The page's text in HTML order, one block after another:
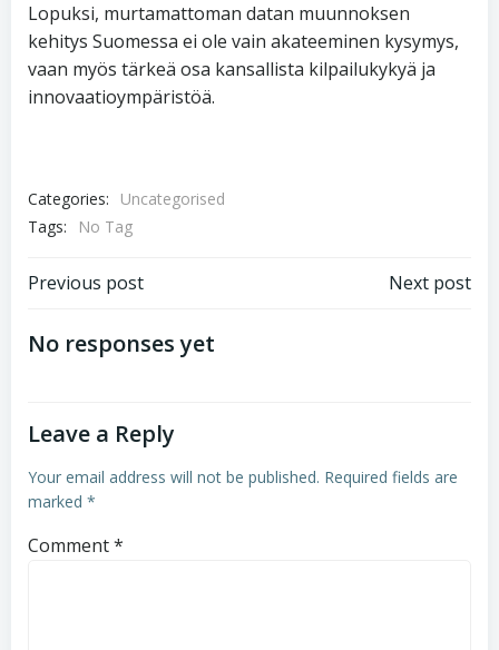
Lopuksi, murtamattoman datan muunnoksen
kehitys Suomessa ei ole vain akateeminen kysymys,
vaan myös tärkeä osa kansallista kilpailukykyä ja
innovaatioympäristöä.
Categories:
Uncategorised
Tags:
No Tag
Post
navigation
Previous post Next post
No responses yet
Leave a Reply
Your email address will not be published. Required fields are
marked *
Comment*